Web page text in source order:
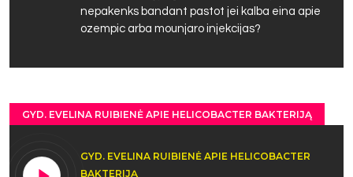
nepakenks bandant pastot jei kalba eina apie
ozempic arba mounjaro injekcijas?
GYD. EVELINA RUIBIENĖ APIE HELICOBACTER BAKTERIJĄ
GYD. EVELINA RUIBIENĖ APIE HELICOBACTER
BAKTERIJĄ